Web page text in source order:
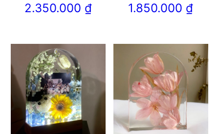
2.350.000 ₫ 1.850.000 ₫